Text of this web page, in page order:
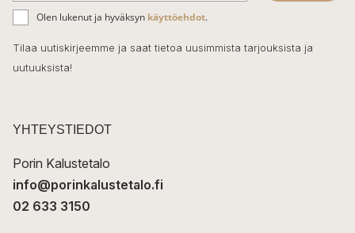
o
o
k
ä
h
k
t
Olen lukenut ja hyväksyn käyttöehdot.
Tilaa uutiskirjeemme ja saat tietoa uusimmista tarjouksista ja
uutuuksista!
YHTEYSTIEDOT
Porin Kalustetalo
info@porinkalustetalo.fi
02 633 3150